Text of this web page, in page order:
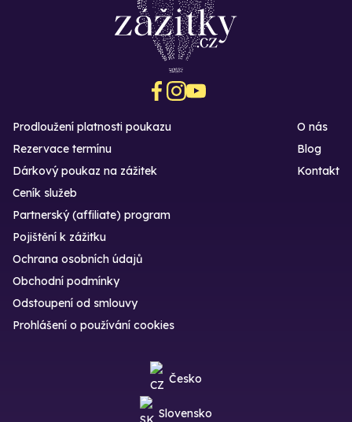
Prodloužení platnosti poukazu
Rezervace termínu
Dárkový poukaz na zážitek
O nás
Blog
Kontakt
Ceník služeb
Partnerský (affiliate) program
Pojištění k zážitku
Ochrana osobních údajů
Obchodní podmínky
Odstoupení od smlouvy
Prohlášení o používání cookies
Česko
Slovensko